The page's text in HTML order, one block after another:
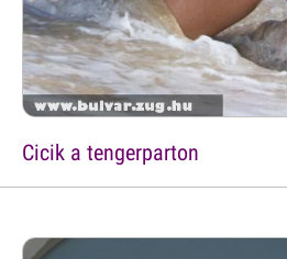
Cicik a tengerparton